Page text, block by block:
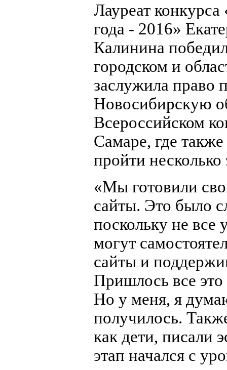
Лауреат конкурса
года - 2016»
Калинина
городском и
заслужила право
Новосибирскую
Всероссийском
Самаре, где
пройти несколько
«Мы готовили
сайты. Это было
поскольку не все
могут
сайты и
Пришлось все это
Но у меня, я
получилось.
как дети, писали
этап начался с